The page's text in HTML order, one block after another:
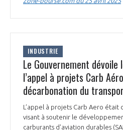
INDUSTRIE
Le Gouvernement
l’appel à projets Carb
décarbonation du
L’appel à projets Carb Aero était
visant à soutenir le
carburants d'aviation durables